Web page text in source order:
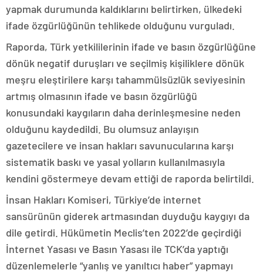
yapmak durumunda kaldıklarını belirtirken, ülkedeki
ifade özgürlüğünün tehlikede olduğunu vurguladı.
Raporda, Türk yetkililerinin ifade ve basın özgürlüğüne
dönük negatif duruşları ve seçilmiş kişiliklere dönük
meşru eleştirilere karşı tahammülsüzlük seviyesinin
artmış olmasının ifade ve basın özgürlüğü
konusundaki kaygıların daha derinleşmesine neden
olduğunu kaydedildi. Bu olumsuz anlayışın
gazetecilere ve insan hakları savunucularına karşı
sistematik baskı ve yasal yolların kullanılmasıyla
kendini göstermeye devam ettiği de raporda belirtildi.
İnsan Hakları Komiseri, Türkiye’de internet
sansürünün giderek artmasından duyduğu kaygıyı da
dile getirdi. Hükümetin Meclis’ten 2022’de geçirdiği
İnternet Yasası ve Basın Yasası ile TCK’da yaptığı
düzenlemelerle “yanlış ve yanıltıcı haber” yapmayı